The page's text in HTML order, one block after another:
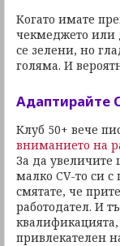
Когато имате
чекмеджето или
се зелени, но
голяма. И
Адаптирайте
Клуб 50+ вече
вниманието на
За да увеличите
малко CV-то си
смятате, че
работодател. И
привлекателен